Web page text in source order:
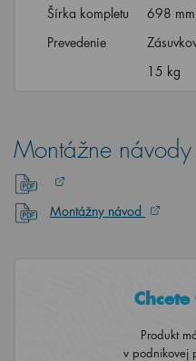
Šírka kompletu
698 mm
Prevedenie
15 kg
Montážne návody
Montážny návod
Produkt
v podnikovej